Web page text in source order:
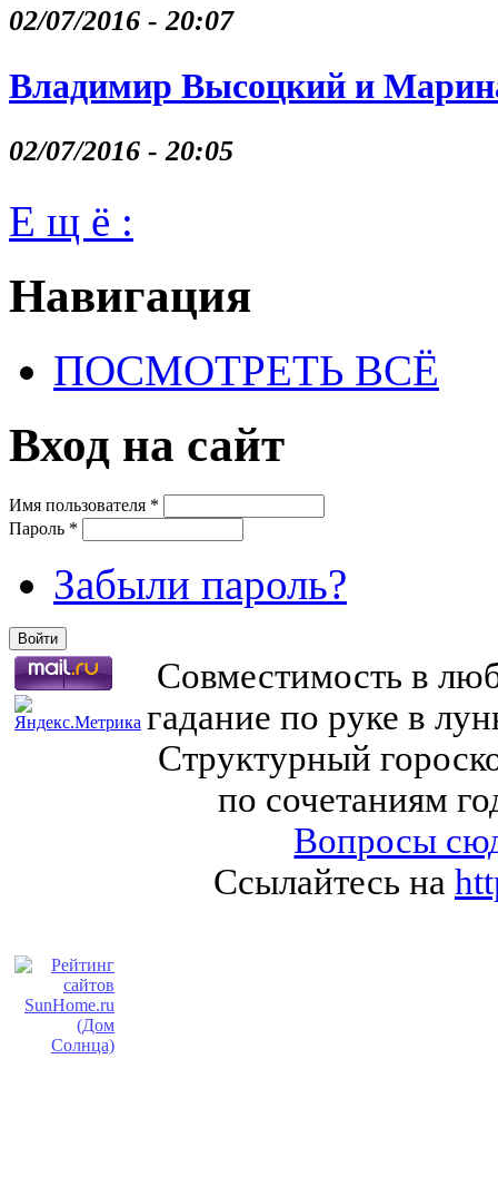
02/07/2016 - 20:07
Владимир Высоцкий и
02/07/2016 - 20:05
Е щ ё :
Навигация
ПОСМОТРЕТЬ ВСЁ
Вход на сайт
Имя пользователя *
Пароль *
Забыли пароль?
Совместимость в
гадание по руке в
Структурный
по сочетаниям
Вопросы
Ссылайтесь на